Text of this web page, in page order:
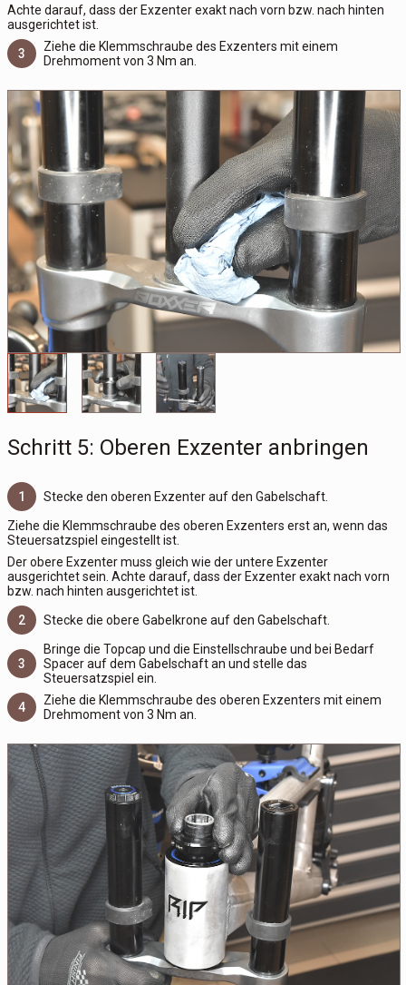
Achte darauf, dass der Exzenter exakt nach vorn bzw. nach hinten
ausgerichtet ist.
3
Ziehe die Klemmschraube des Exzenters mit einem
Drehmoment von 3 Nm an.
Schritt 5: Oberen Exzenter anbringen
1
Stecke den oberen Exzenter auf den Gabelschaft.
Ziehe die Klemmschraube des oberen Exzenters erst an, wenn das
Steuersatzspiel eingestellt ist.
Der obere Exzenter muss gleich wie der untere Exzenter
ausgerichtet sein. Achte darauf, dass der Exzenter exakt nach vorn
bzw. nach hinten ausgerichtet ist.
2
Stecke die obere Gabelkrone auf den Gabelschaft.
3
Bringe die Topcap und die Einstellschraube und bei Bedarf
Spacer auf dem Gabelschaft an und stelle das
Steuersatzspiel ein.
4
Ziehe die Klemmschraube des oberen Exzenters mit einem
Drehmoment von 3 Nm an.